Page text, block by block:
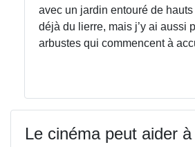
avec un jardin entouré de
déjà du lierre, mais j’y ai aussi
arbustes qui commencent à
Le cinéma peut aider